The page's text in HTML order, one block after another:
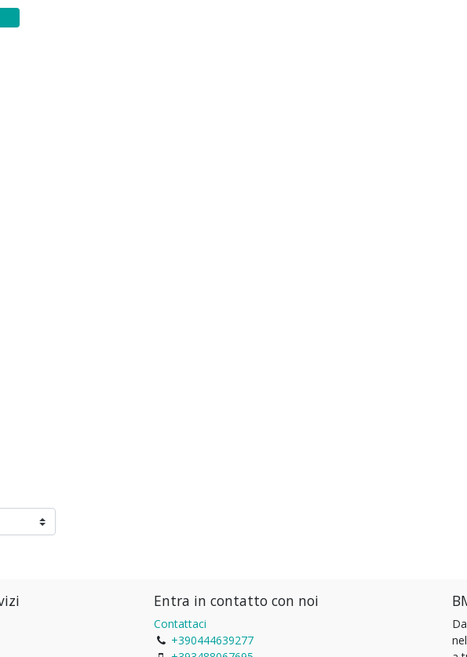
Entra in contatto con noi
Contattaci
+390444639277